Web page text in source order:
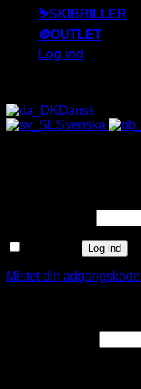
⛷️SKIBRILLER
🪙OUTLET
Log ind
Dansk
Svenska
Log ind
Mistet din